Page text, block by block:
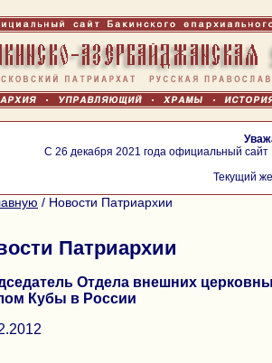
С 26 декабря 2021 года официальный
Текущий
/ Новости Патриархии
Патриархии
Отдела внешних
Кубы в России